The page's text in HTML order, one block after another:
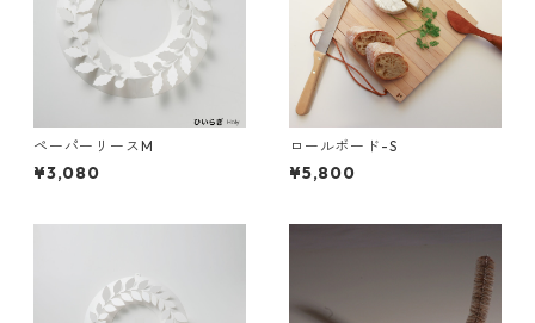
ペーパーリースM
¥3,080
ロールボード-S
¥5,800